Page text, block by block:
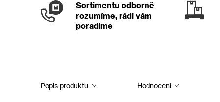
Sortimentu odborně
rozumíme, rádi vám
poradíme
Popis produktu Hodnocení